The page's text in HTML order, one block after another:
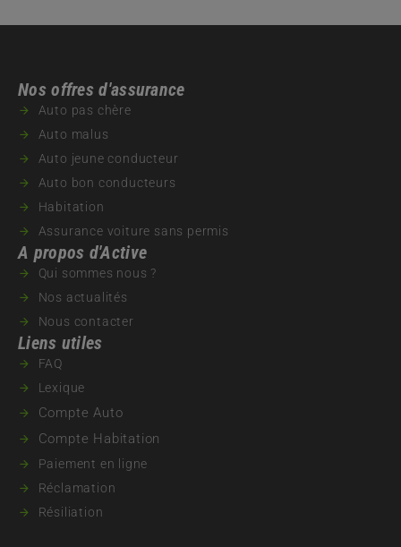
Nos offres d'assurance
Auto pas chère
Auto malus
Auto jeune conducteur
Auto bon conducteurs
Habitation
Assurance voiture sans permis
A propos d'Active
Qui sommes nous ?
Nos actualités
Nous contacter
Liens utiles
FAQ
Lexique
Compte Auto
Compte Habitation
Paiement en ligne
Réclamation
Résiliation